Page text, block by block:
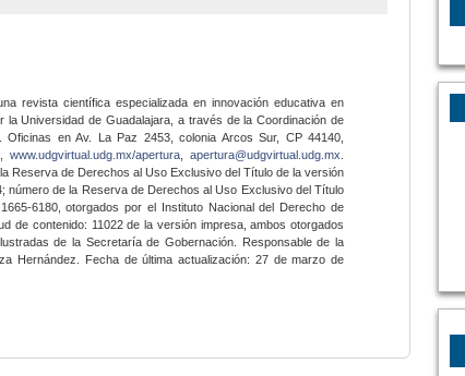
revista científica especializada en innovación educativa en
Universidad de Guadalajara, a través de la Coordinación de
en Av. La Paz 2453, colonia Arcos Sur, CP 44140,
www.udgvirtual.udg.mx/apertura apertura@udgvirtual.udg.mx
Reserva de Derechos al Uso Exclusivo del Título de la versión
número de la Reserva de Derechos al Uso Exclusivo del Título
6180, otorgados por el Instituto Nacional del Derecho de
de contenido: 11022 de la versión impresa, ambos otorgados
de la Secretaría de Gobernación. Responsable de la
Hernández. Fecha de última actualización: 27 de marzo de